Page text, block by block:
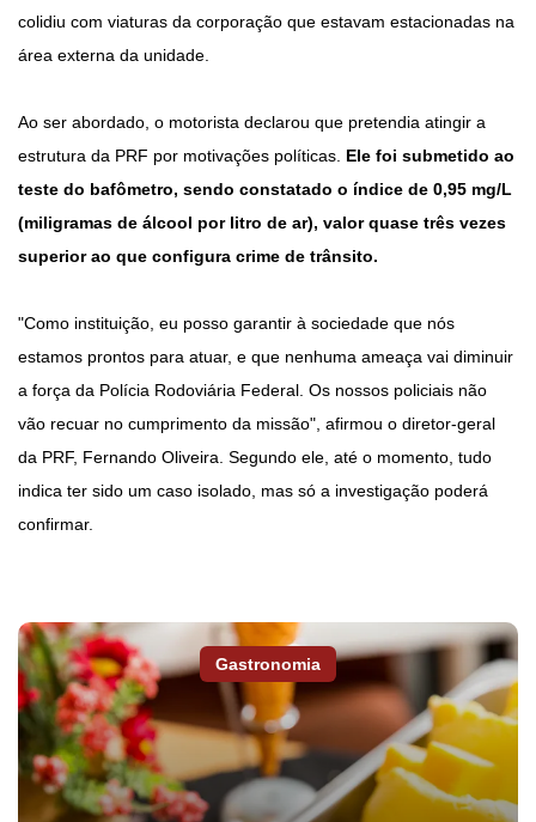
colidiu com viaturas da corporação que estavam estacionadas na
área externa da unidade.
Ao ser abordado, o motorista declarou que pretendia atingir a
estrutura da PRF por motivações políticas. Ele foi submetido ao
teste do bafômetro, sendo constatado o índice de 0,95 mg/L
(miligramas de álcool por litro de ar), valor quase três vezes
superior ao que configura crime de trânsito.
"Como instituição, eu posso garantir à sociedade que nós
estamos prontos para atuar, e que nenhuma ameaça vai diminuir
a força da Polícia Rodoviária Federal. Os nossos policiais não
vão recuar no cumprimento da missão", afirmou o diretor-geral
da PRF, Fernando Oliveira. Segundo ele, até o momento, tudo
indica ter sido um caso isolado, mas só a investigação poderá
confirmar.
Gastronomia